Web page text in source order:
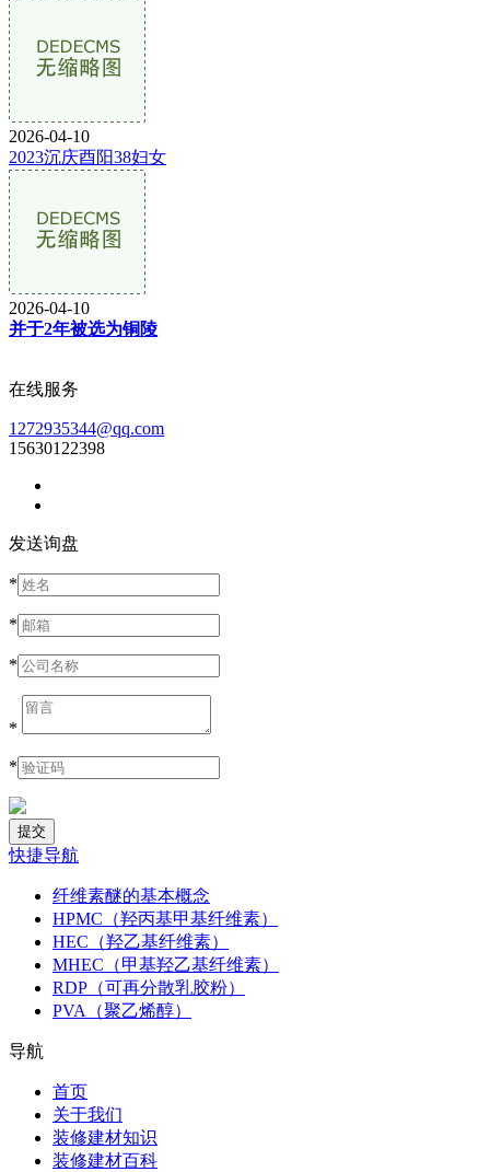
2026-04-10
2023沉庆酉阳38妇女
2026-04-10
并于2年被选为铜陵
在线服务
1272935344@qq.com
15630122398
发送询盘
*
*
*
*
*
快捷导航
纤维素醚的基本概念
HPMC（羟丙基甲基纤维素）
HEC（羟乙基纤维素）
MHEC（甲基羟乙基纤维素）
RDP（可再分散乳胶粉）
PVA（聚乙烯醇）
导航
首页
关于我们
装修建材知识
装修建材百科